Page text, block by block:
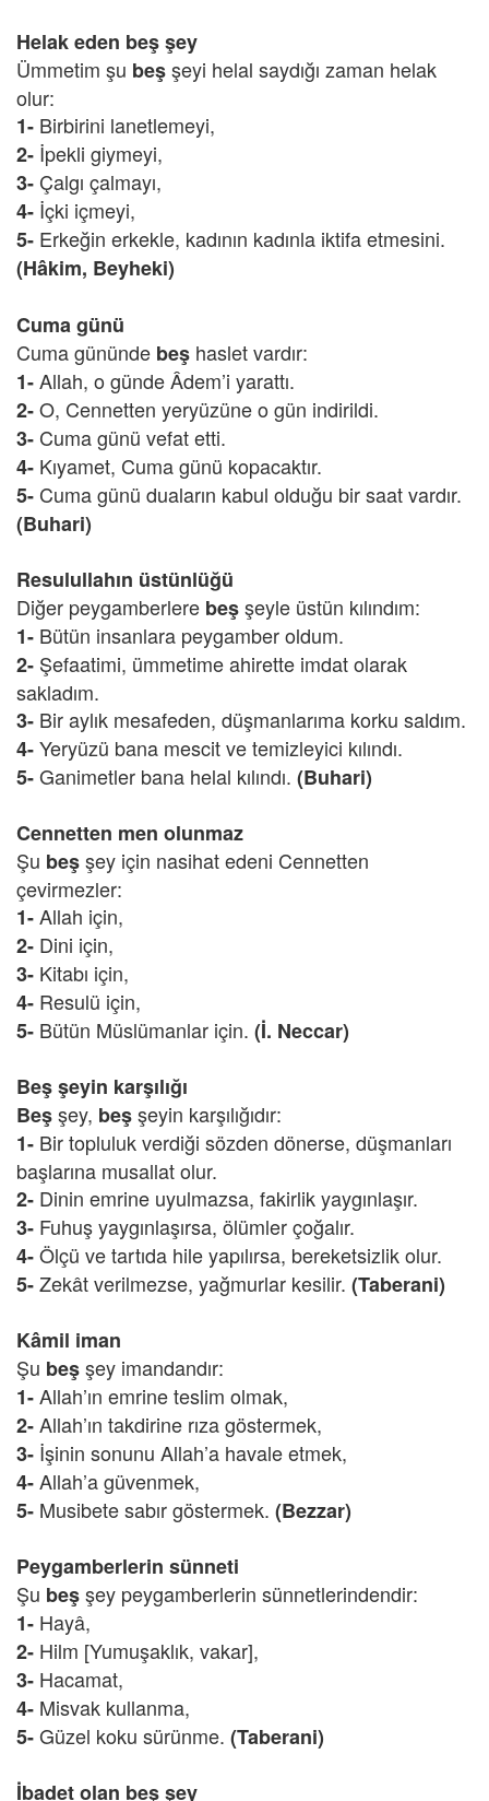
Helak eden beş şey
Ümmetim şu beşşeyi helal saydığı zaman helak
olur:
1- Birbirini lanetlemeyi,
2- İpekli giymeyi,
3- Çalgı çalmayı,
4- İçki içmeyi,
5- Erkeğin erkekle, kadının kadınla iktifa etmesini.
(Hâkim, Beyheki)
Cuma günü
Cuma gününde beş haslet vardır:
1-Allah, o günde Âdem’i yarattı.
2-O, Cennetten yeryüzüne o gün indirildi.
3- Cuma günü vefat etti.
4- Kıyamet, Cuma günü kopacaktır.
5- Cuma günü duaların kabul olduğu bir saat vardır.
(Buhari)
Resulullahın üstünlüğü
Diğer peygamberlere beşşeyle üstün kılındım:
1- Bütün insanlara peygamber oldum.
2- Şefaatimi, ümmetime ahirette imdat olarak
sakladım.
3- Bir aylık mesafeden, düşmanlarıma korku saldım.
4-Yeryüzü bana mescit ve temizleyici kılındı.
5-Ganimetler bana helal kılındı. (Buhari)
Cennetten men olunmaz
Şu beşşey için nasihat edeni Cennetten
çevirmezler:
1-Allah için,
2- Dini için,
3- Kitabı için,
4- Resulü için,
5- Bütün Müslümanlar için. (İ. Neccar)
Beş şeyin karşılığı
Beşşey, beşşeyin karşılığıdır:
1- Bir topluluk verdiği sözden dönerse, düşmanları
başlarına musallat olur.
2- Dinin emrine uyulmazsa, fakirlik yaygınlaşır.
3- Fuhuş yaygınlaşırsa, ölümler çoğalır.
4-Ölçü ve tartıda hile yapılırsa, bereketsizlik olur.
5-Zekât verilmezse, yağmurlar kesilir. (Taberani)
Kâmil iman
Şu beşşey imandandır:
1-Allah’ın emrine teslim olmak,
2-Allah’ın takdirine rıza göstermek,
3- İşinin sonunu Allah’a havale etmek,
4-Allah’a güvenmek,
5- Musibete sabır göstermek. (Bezzar)
Peygamberlerin sünneti
Şu beşşey peygamberlerin sünnetlerindendir:
1- Hayâ,
2- Hilm [Yumuşaklık, vakar],
3- Hacamat,
4- Misvak kullanma,
5-Güzel koku sürünme. (Taberani)
İbadet olan beş şey